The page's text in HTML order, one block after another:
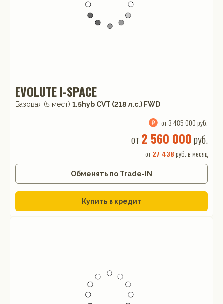
EVOLUTE I-SPACE
Базовая (5 мест) 1.5hyb CVT (218 л.с.) FWD
от 3 485 000 руб.
от 2 560 000руб.
от27 438 руб. в месяц
Обменять по Trade-IN
Купить в кредит